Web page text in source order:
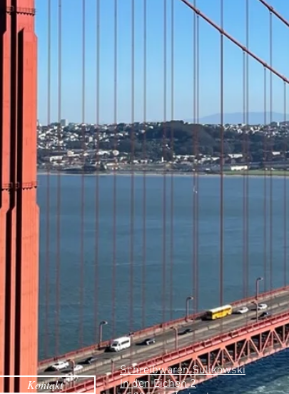
Kontakt
Schreibwaren Sulikowski
In den Eichen 2